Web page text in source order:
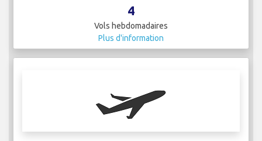
4
Vols hebdomadaires
Plus d'information